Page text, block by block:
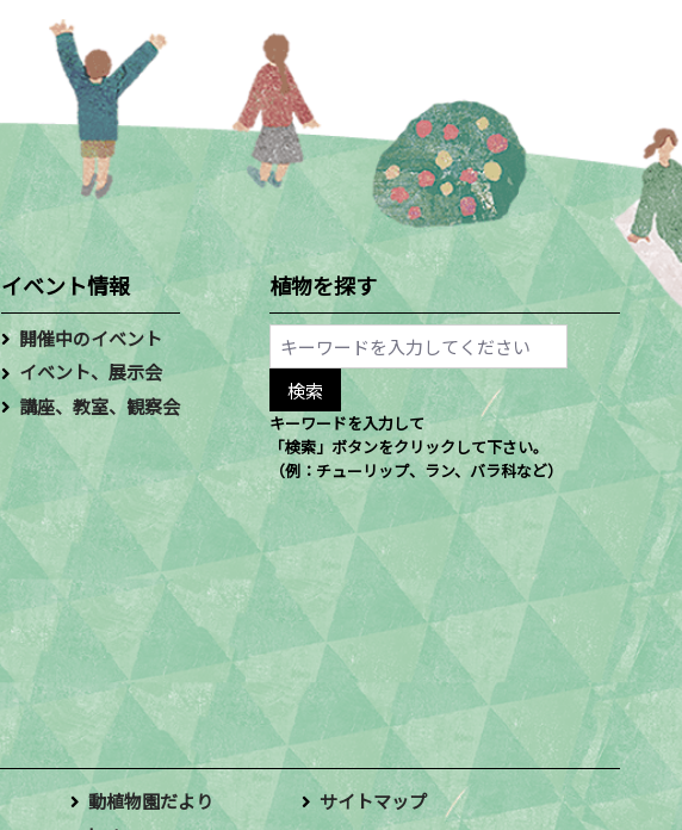
イベント情報
開催中のイベント
イベント、展示会
講座、教室、観察会
植物を探す
キーワードを入力して
「検索」ボタンをクリックして下さい。
（例：チューリップ、ラン、バラ科など）
動植物園だより
サイトマップ